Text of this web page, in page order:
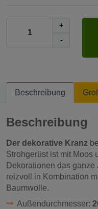
+
-
Beschreibung
Beschreibung
Der dekorative Kranz
Strohgerüst ist mit Moos
Dekorationen das ganze
reizvoll in Kombination
Baumwolle.
Außendurchmesser: